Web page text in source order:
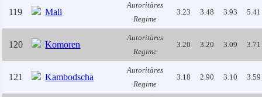
119 Mali
Autoritäres
Regime
3.23 3.48 3.93 5.41
120 Komoren
Autoritäres
Regime
3.20 3.20 3.09 3.71
121 Kambodscha
Autoritäres
Regime
3.18 2.90 3.10 3.59